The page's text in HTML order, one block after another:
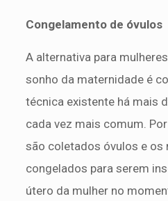
Congelamento de óvulos
A alternativa para
sonho da maternidade é
técnica existente há mais
cada vez mais comum.
são coletados óvulos e os
congelados para serem
útero da mulher no